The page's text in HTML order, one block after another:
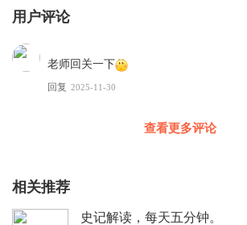
用户评论
老师回关一下
回复 2025-11-30
查看更多评论
相关推荐
史记解读，每天五分钟。